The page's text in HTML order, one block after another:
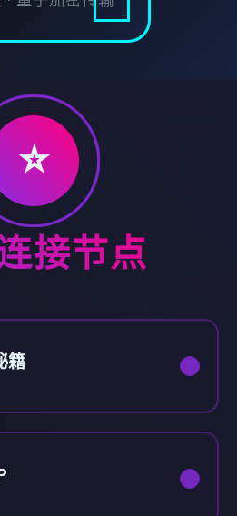
⭐
接节点
籍